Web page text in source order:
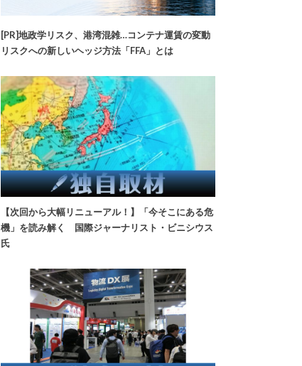
[PR]地政学リスク、港湾混雑…コンテナ運賃の変動
リスクへの新しいヘッジ方法「FFA」とは
【次回から大幅リニューアル！】「今そこにある危
機」を読み解く 国際ジャーナリスト・ビニシウス
氏